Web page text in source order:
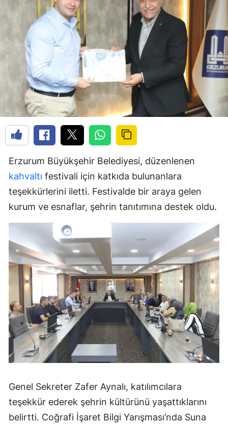
Erzurum Büyükşehir Belediyesi, düzenlenen
kahvaltı festivali için katkıda bulunanlara
teşekkürlerini iletti. Festivalde bir araya gelen
kurum ve esnaflar, şehrin tanıtımına destek oldu.
Genel Sekreter Zafer Aynalı, katılımcılara
teşekkür ederek şehrin kültürünü yaşattıklarını
belirtti. Coğrafi İşaret Bilgi Yarışması’nda Suna